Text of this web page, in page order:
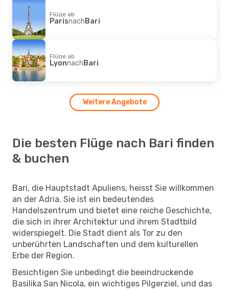
Flüge ab
ParisnachBari
Flüge ab
LyonnachBari
Weitere Angebote
Die besten Flüge nach Bari finden
& buchen
Bari, die Hauptstadt Apuliens, heisst Sie willkommen
an der Adria. Sie ist ein bedeutendes
Handelszentrum und bietet eine reiche Geschichte,
die sich in ihrer Architektur und ihrem Stadtbild
widerspiegelt. Die Stadt dient als Tor zu den
unberührten Landschaften und dem kulturellen
Erbe der Region.
Besichtigen Sie unbedingt die beeindruckende
Basilika San Nicola, ein wichtiges Pilgerziel, und das